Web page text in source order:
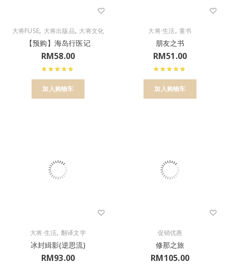
大将FUSE, 大将出版品, 大将文化
【预购】海岛行医记
RM58.00
加入购物车
大将·生活,童书
朋友之书
RM51.00
加入购物车
大将·生活, 翻译文学
冰封緝影(逆思流)
RM93.00
促销优惠
修那之旅
RM105.00